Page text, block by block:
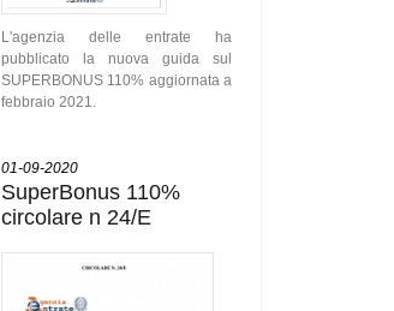
L'agenzia delle entrate ha
pubblicato la nuova guida sul
SUPERBONUS 110% aggiornata a
febbraio 2021.
01-09-2020
SuperBonus 110%
circolare n 24/E